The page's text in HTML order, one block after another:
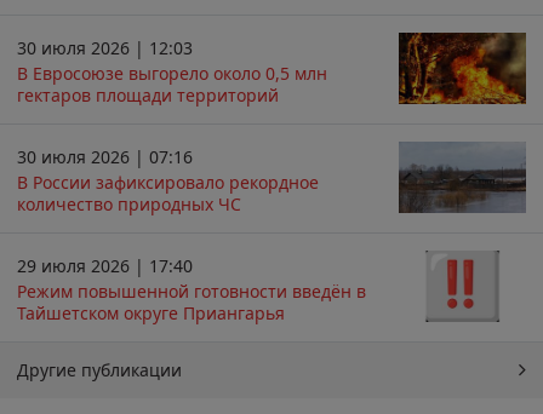
30 июля 2026 | 12:03
В Евросоюзе выгорело около 0,5 млн
гектаров площади территорий
30 июля 2026 | 07:16
В России зафиксировало рекордное
количество природных ЧС
29 июля 2026 | 17:40
Режим повышенной готовности введён в
Тайшетском округе Приангарья
Другие публикации